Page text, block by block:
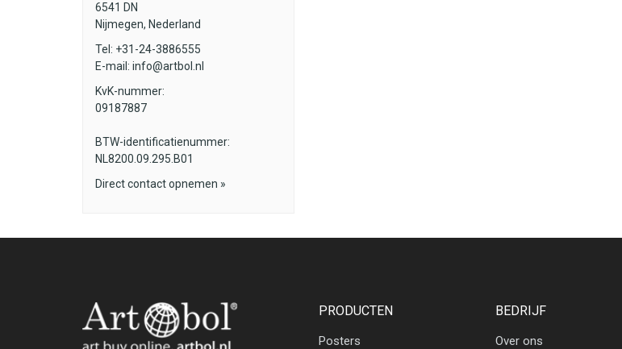
6541 DN
Nijmegen, Nederland
Tel: +31-24-3886555
E-mail: info@artbol.nl
KvK-nummer:
09187887
BTW-identificatienummer:
NL8200.09.295.B01
Direct contact opnemen »
PRODUCTEN
Posters
BEDRIJF
Over ons